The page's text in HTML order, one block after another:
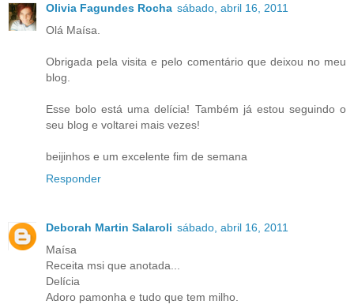
Olivia Fagundes Rocha sábado, abril 16, 2011
Olá Maísa.
Obrigada pela visita e pelo comentário que deixou no meu
blog.
Esse bolo está uma delícia! Também já estou seguindo o
seu blog e voltarei mais vezes!
beijinhos e um excelente fim de semana
Responder
Deborah Martin Salaroli sábado, abril 16, 2011
Maísa
Receita msi que anotada...
Delícia
Adoro pamonha e tudo que tem milho.